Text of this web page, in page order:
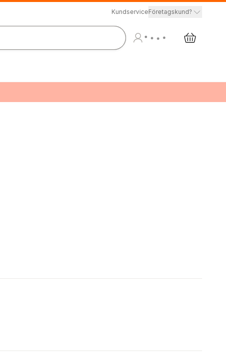
KundserviceFöretagskund?